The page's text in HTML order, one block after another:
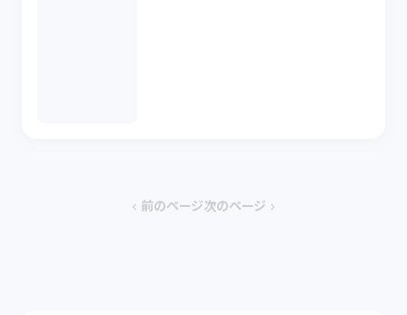
chevron_left 前のページ次のページ chevron_right